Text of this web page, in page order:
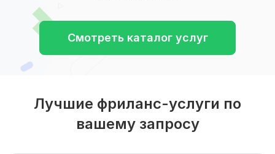
Смотреть каталог услуг
Лучшие фриланс-услуги по
вашему запросу